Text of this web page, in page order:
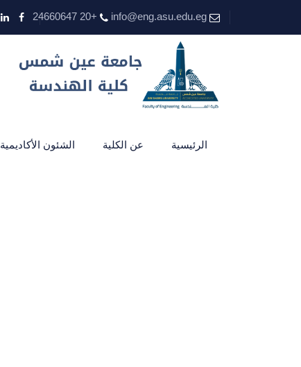
info@eng.asu.edu.eg
+20 24660647
الرئيسية عن الكلية الشئون الأكاديمية